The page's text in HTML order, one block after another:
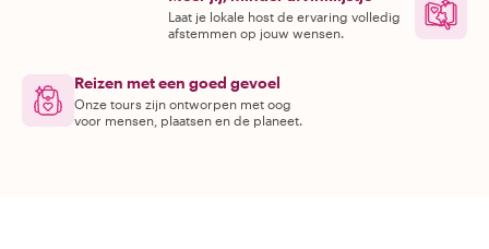
Laat je lokale host de ervaring volledig
afstemmen op jouw wensen.
Reizen met een goed gevoel
Onze tours zijn ontworpen met oog
voor mensen, plaatsen en de planeet.